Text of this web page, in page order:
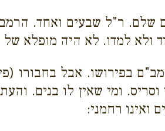
שלם. ר"ל שבעים ואחד.
ולא למדו. לא היה מופלא
בפירושו. אבל בחבורו
וסריס. ומי שאין לו בנים.
ואינו רחמני: